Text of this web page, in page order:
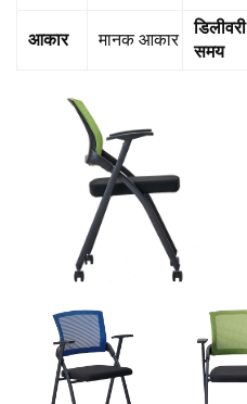
आकार मानक आकार
डिलीवरी
समय